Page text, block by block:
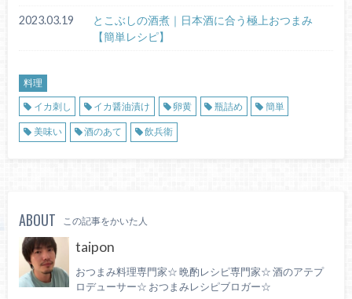
2023.03.19
とこぶしの酒煮｜日本酒に合う極上おつまみ
【簡単レシピ】
料理
イカ刺し
イカ醤油漬け 卵黄 瓶詰め 簡単
美味い 酒のあて 飲兵衛
ABOUT この記事をかいた人
taipon
おつまみ料理専門家☆ 晩酌レシピ専門家☆ 酒のアテプ
ロデューサー☆ おつまみレシピブロガー☆